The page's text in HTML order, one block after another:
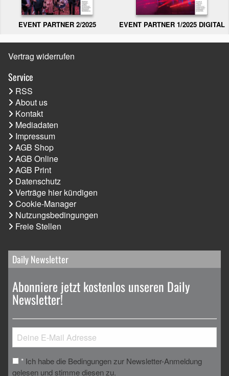
EVENT PARTNER 2/2025 EVENT PARTNER 1/2025 DIGITAL
Vertrag widerrufen
Service
RSS
About us
Kontakt
Mediadaten
Impressum
AGB Shop
AGB Online
AGB Print
Datenschutz
Verträge hier kündigen
Cookie-Manager
Nutzungsbedingungen
Freie Stellen
Daily Newsletter
Abonniere jetzt kostenlos unseren Daily
Newsletter!
* Ich habe die Bedingungen zur Newsletter-Anmeldung
gelesen und stimme diesen zu.